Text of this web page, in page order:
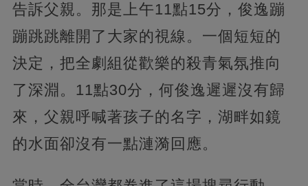
告訴父親。那是上午11點15分，俊逸蹦
蹦跳跳離開了大家的視線。一個短短的
決定，把全劇組從歡樂的殺青氣氛推向
了深淵。11點30分，何俊逸遲遲沒有歸
來，父親呼喊著孩子的名字，湖畔如鏡
的水面卻沒有一點漣漪回應。